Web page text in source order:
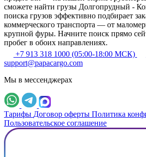
сможете найти грузы Долгопрудный -
поиска грузов эффективно подбирает
коммерческого транспорта — от
крупной фуры. Начните поиск прямо
пробег в обоих направлениях.
+7 913 318 1000 (05:00-18:00 МСК)
support@papacargo.com
Мы в мессенджерах
Тарифы Договор оферты Политика
Пользовательское соглашение